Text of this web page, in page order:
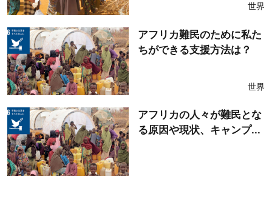
世界
アフリカ難民のために私た
ちができる支援方法は？
世界
アフリカの人々が難民とな
る原因や現状、キャンプ...